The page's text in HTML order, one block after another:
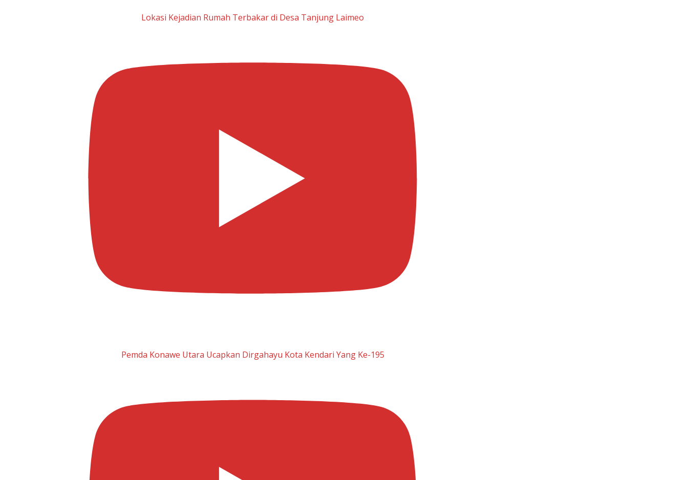
Lokasi Kejadian Rumah Terbakar di Desa Tanjung Laimeo
Pemda Konawe Utara Ucapkan Dirgahayu Kota Kendari Yang Ke-195